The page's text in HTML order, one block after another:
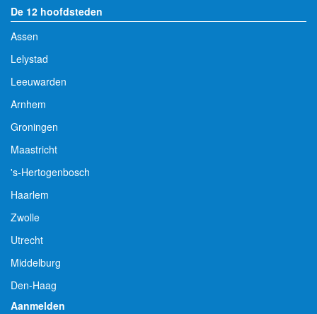
De 12 hoofdsteden
Assen
Lelystad
Leeuwarden
Arnhem
Groningen
Maastricht
's-Hertogenbosch
Haarlem
Zwolle
Utrecht
Middelburg
Den-Haag
Aanmelden